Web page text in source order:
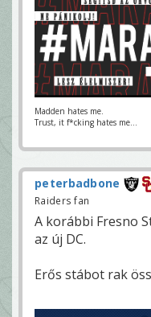
Madden hates me.
Trust, it f*cking hates me...
peterbadbone
Raiders fan
A korábbi Fresno
az új DC.
Erős stábot rak